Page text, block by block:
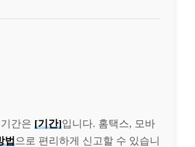
간은 [기간]입니다. 홈택스, 모바
법 으로 편리하게 신고할 수 있습니